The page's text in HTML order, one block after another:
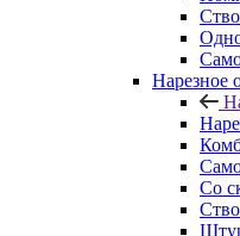
Нарезное
Со